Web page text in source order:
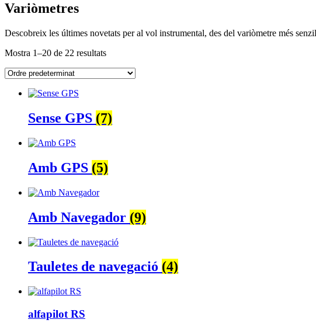
Variòmetres
Descobreix les últimes novetats per al vol instrumental, des del variòmetre més
Mostra 1–20 de 22 resultats
Sense GPS (7)
Amb GPS (5)
Amb Navegador (9)
Tauletes de navegació (4)
alfapilot RS